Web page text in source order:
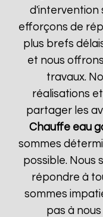
d'intervention
efforçons de
plus brefs
et nous
travaux.
réalisations
partager les
Chauffe eau
sommes
possible. Nous
répondre à
sommes
pas à